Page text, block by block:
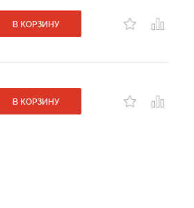
В КОРЗИНУ
В КОРЗИНУ